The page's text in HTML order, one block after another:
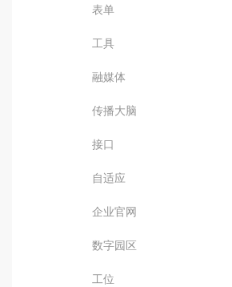
表单
工具
融媒体
传播大脑
接口
自适应
企业官网
数字园区
工位